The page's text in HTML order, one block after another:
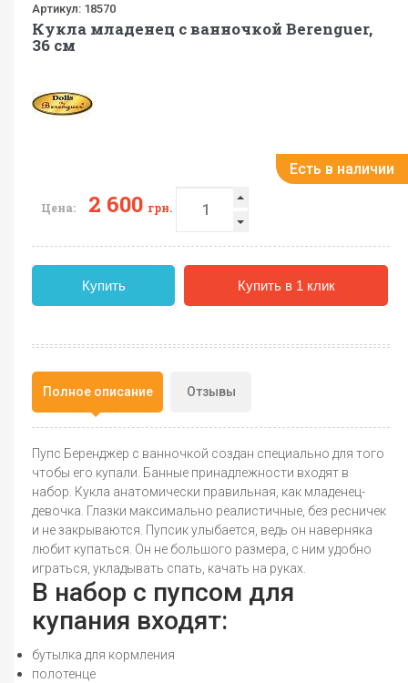
Артикул: 18570
Кукла младенец с ванночкой Berenguer,
36 см
Есть в наличии
Цена: 2 600 грн.
Купить Купить в 1 клик
Полное описание Отзывы
Пупс Беренджер с ванночкой создан специально для того
чтобы его купали. Банные принадлежности входят в
набор. Кукла анатомически правильная, как младенец-
девочка. Глазки максимально реалистичные, без ресничек
и не закрываются. Пупсик улыбается, ведь он наверняка
любит купаться. Он не большого размера, с ним удобно
играться, укладывать спать, качать на руках.
В набор с пупсом для
купания входят:
бутылка для кормления
полотенце